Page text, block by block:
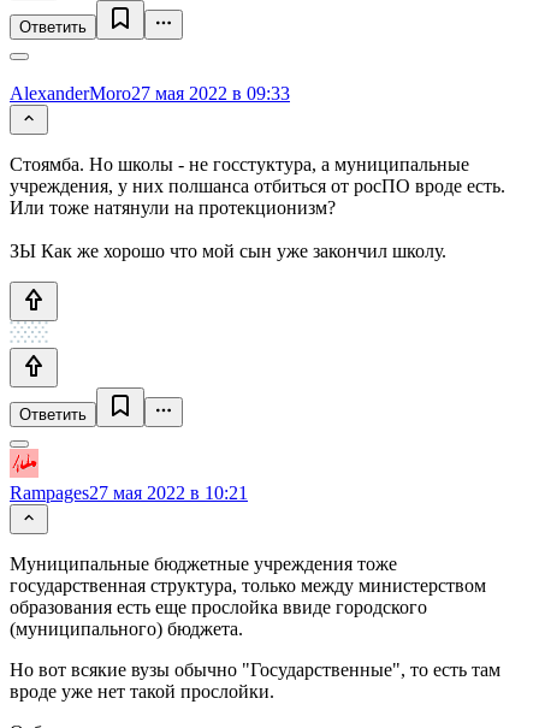
Ответить
AlexanderMoro27 мая 2022 в 09:33
Стоямба. Но школы - не госстуктура, а муниципальные
учреждения, у них полшанса отбиться от росПО вроде есть.
Или тоже натянули на протекционизм?
ЗЫ Как же хорошо что мой сын уже закончил школу.
Ответить
Rampages27 мая 2022 в 10:21
Муниципальные бюджетные учреждения тоже
государственная структура, только между министерством
образования есть еще прослойка ввиде городского
(муниципального) бюджета.
Но вот всякие вузы обычно "Государственные", то есть там
вроде уже нет такой прослойки.